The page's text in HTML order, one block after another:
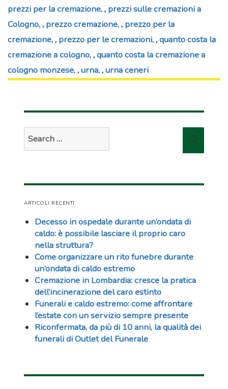
prezzi per la cremazione , prezzi sulle cremazioni a
Cologno , prezzo cremazione , prezzo per la
cremazione , prezzo per le cremazioni ,quanto costa la
cremazione a cologno ,quanto costa la cremazione a
cologno monzese ,urna ,urna ceneri
Search
for:
ARTICOLI RECENTI
Decesso in ospedale durante un’ondata di
caldo: è possibile lasciare il proprio caro
nella struttura?
Come organizzare un rito funebre durante
un’ondata di caldo estremo
Cremazione in Lombardia: cresce la pratica
dell’incinerazione del caro estinto
Funerali e caldo estremo: come affrontare
l’estate con un servizio sempre presente
Riconfermata, da più di 10 anni, la qualità dei
funerali di Outlet del Funerale